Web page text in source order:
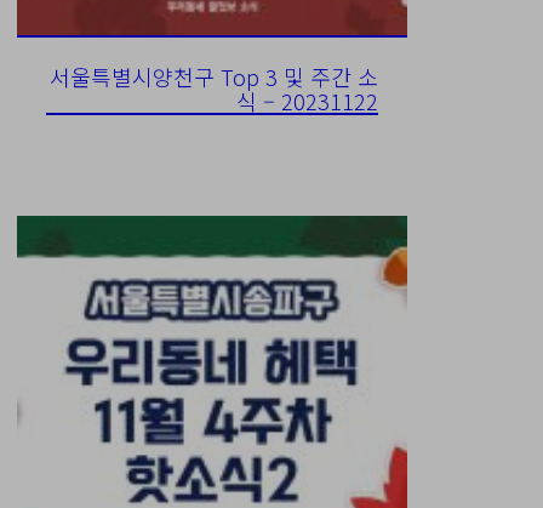
서울특별시양천구 Top 3 및 주간 소
식 – 20231122